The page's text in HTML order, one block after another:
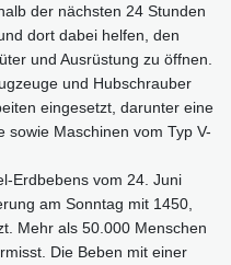
der nächsten 24 Stunden
dort dabei helfen, den
und Ausrüstung zu öffnen.
und Hubschrauber
eingesetzt, darunter eine
sowie Maschinen vom Typ V-
Erdbebens vom 24. Juni
am Sonntag mit 1450,
Mehr als 50.000 Menschen
Die Beben mit einer